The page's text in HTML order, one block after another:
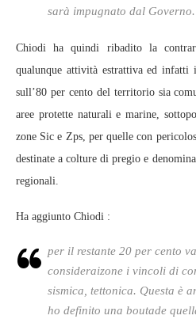
sarà impugnato dal Governo.
Chiodi ha quindi ribadito la
qualunque attività estrattiva ed infatti
sull’80 per cento del territorio sia
aree protette naturali e marine,
zone Sic e Zps, per quelle con
destinate a colture di pregio e
regionali.
Ha aggiunto Chiodi :
per il restante 20 per cento
consideraizone i vincoli di
sismica, tettonica. Questa è
ho definito una boutade